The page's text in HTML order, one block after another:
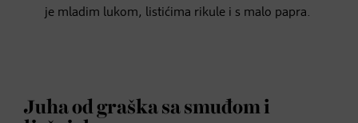
je mladim lukom, listićima rikule i s malo papra.
Juha od graška sa smuđom i